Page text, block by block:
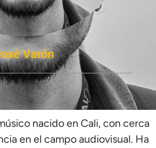
Varón
nacido en Cali, con cerca
en el campo audiovisual. Ha